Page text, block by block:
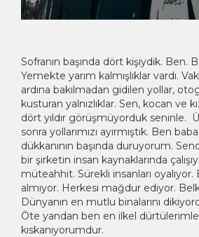
Sofranın başında dört kişiydik. Ben.
Yemekte yarım kalmışlıklar vardı.
ardına bakılmadan gidilen yollar,
kusturan yalnızlıklar. Sen, kocan ve
dört yıldır görüşmüyorduk seninle.
sonra yollarımızı ayırmıştık. Ben
dükkanının başında duruyorum.
bir şirketin insan kaynaklarında
müteahhit. Sürekli insanları oyalıyor.
almıyor. Herkesi mağdur ediyor.
Dünyanın en mutlu binalarını
Öte yandan ben en ilkel dürtülerimle
kıskanıyorumdur.